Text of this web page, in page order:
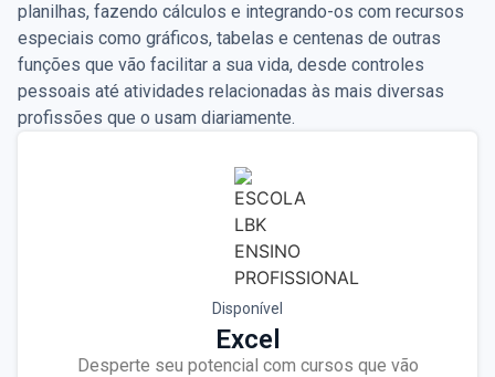
planilhas, fazendo cálculos e integrando-os com recursos
especiais como gráficos, tabelas e centenas de outras
funções que vão facilitar a sua vida, desde controles
pessoais até atividades relacionadas às mais diversas
profissões que o usam diariamente.
Disponível
Excel
Desperte seu potencial com cursos que vão